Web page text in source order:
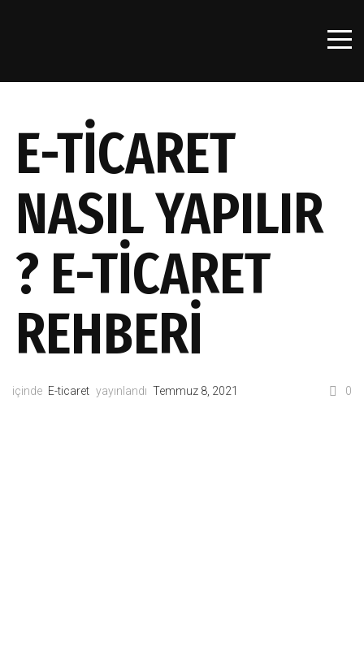
E-TİCARET
NASIL YAPILIR
? E-TİCARET
REHBERİ
içinde E-ticaret yayınlandı Temmuz 8, 2021 0